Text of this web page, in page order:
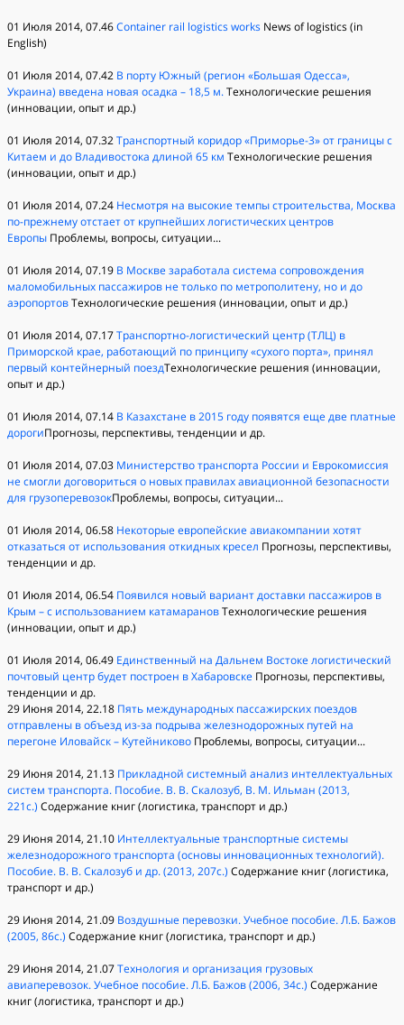
01 Июля 2014, 07.46Container rail logistics works News of logistics (in
English)
01 Июля 2014, 07.42 В порту Южный (регион «Большая Одесса»,
Украина) введена новая осадка – 18,5 м.Технологические решения
(инновации, опыт и др.)
01 Июля 2014, 07.32Транспортный коридор «Приморье-3» от границы с
Китаем и до Владивостока длиной 65 км Технологические решения
(инновации, опыт и др.)
01 Июля 2014, 07.24 Несмотря на высокие темпы строительства, Москва
по-прежнему отстает от крупнейших логистических центров
Европы Проблемы, вопросы, ситуации...
01 Июля 2014, 07.19 В Москве заработала система сопровождения
маломобильных пассажиров не только по метрополитену, но и до
аэропортовТехнологические решения (инновации, опыт и др.)
01 Июля 2014, 07.17Транспортно-логистический центр (ТЛЦ) в
Приморской крае, работающий по принципу «сухого порта», принял
первый контейнерный поездТехнологические решения (инновации,
опыт и др.)
01 Июля 2014, 07.14 В Казахстане в 2015 году появятся еще две платные
дорогиПрогнозы, перспективы, тенденции и др.
01 Июля 2014, 07.03 Министерство транспорта России и Еврокомиссия
не смогли договориться о новых правилах авиационной безопасности
для грузоперевозокПроблемы, вопросы, ситуации...
01 Июля 2014, 06.58 Некоторые европейские авиакомпании хотят
отказаться от использования откидных кресел Прогнозы, перспективы,
тенденции и др.
01 Июля 2014, 06.54 Появился новый вариант доставки пассажиров в
Крым – с использованием катамарановТехнологические решения
(инновации, опыт и др.)
01 Июля 2014, 06.49 Единственный на Дальнем Востоке логистический
почтовый центр будет построен в Хабаровске Прогнозы, перспективы,
тенденции и др.
29 Июня 2014, 22.18 Пять международных пассажирских поездов
отправлены в объезд из-за подрыва железнодорожных путей на
перегоне Иловайск – Кутейниково Проблемы, вопросы, ситуации...
29 Июня 2014, 21.13 Прикладной системный анализ интеллектуальных
систем транспорта. Пособие. В. В. Скалозуб, В. М. Ильман (2013,
221с.) Содержание книг (логистика, транспорт и др.)
29 Июня 2014, 21.10 Интеллектуальные транспортные системы
железнодорожного транспорта (основы инновационных технологий).
Пособие. В. В. Скалозуб и др. (2013, 207с.) Содержание книг (логистика,
транспорт и др.)
29 Июня 2014, 21.09 Воздушные перевозки. Учебное пособие. Л.Б. Бажов
(2005, 86с.) Содержание книг (логистика, транспорт и др.)
29 Июня 2014, 21.07Технология и организация грузовых
авиаперевозок. Учебное пособие. Л.Б. Бажов (2006, 34с.) Содержание
книг (логистика, транспорт и др.)